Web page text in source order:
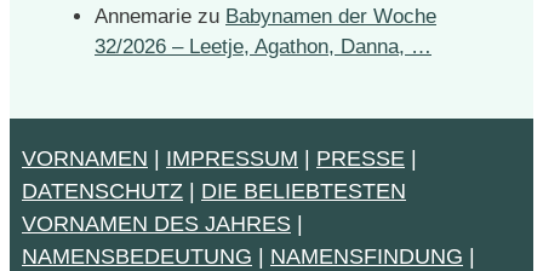
Annemarie zu Babynamen der Woche
32/2026 – Leetje, Agathon, Danna, …
VORNAMEN IMPRESSUM PRESSE
DATENSCHUTZ
DIE BELIEBTESTEN
VORNAMEN DES JAHRES
NAMENSBEDEUTUNG
NAMENSFINDUNG